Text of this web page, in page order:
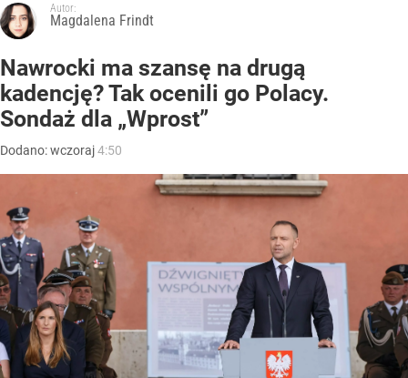
Autor:
Magdalena Frindt
Nawrocki ma szansę na drugą
kadencję? Tak ocenili go Polacy.
Sondaż dla „Wprost”
Dodano:wczoraj4:50